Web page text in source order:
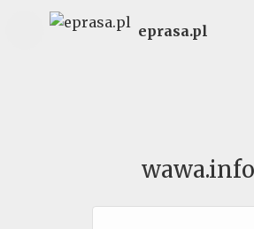
eprasa.pl
wawa.info